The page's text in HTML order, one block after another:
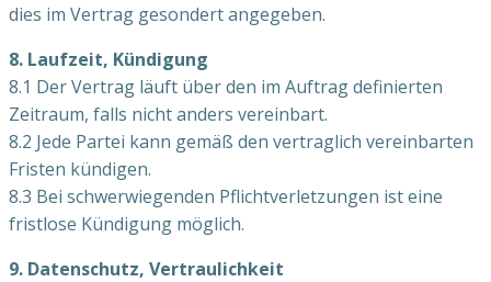
dies im Vertrag gesondert angegeben.
8. Laufzeit, Kündigung
8.1 Der Vertrag läuft über den im Auftrag definierten
Zeitraum, falls nicht anders vereinbart.
8.2 Jede Partei kann gemäß den vertraglich vereinbarten
Fristen kündigen.
8.3 Bei schwerwiegenden Pflichtverletzungen ist eine
fristlose Kündigung möglich.
9. Datenschutz, Vertraulichkeit